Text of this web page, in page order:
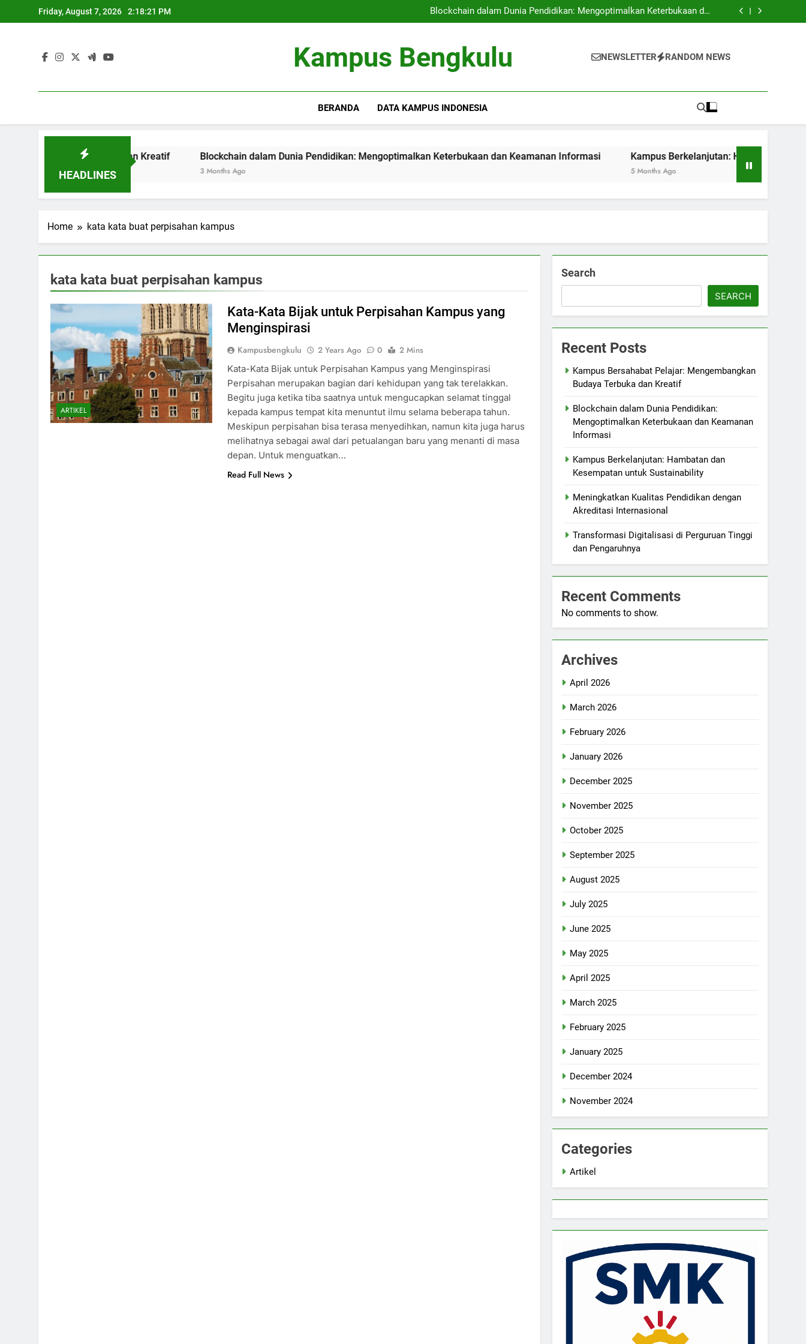
to
Friday, August 7, 2026 2:18:21 PM
Blockchain dalam Dunia Pendidikan: Mengoptimalkan Keterbukaan dan
Keamanan Informasi
Kampus Berkelanjutan: Hambatan dan Kesempatan untuk Sustainability
Blockchain dalam Dunia Pendidikan: Mengoptimalkan Keterbukaan dan
Keamanan Informasi
Kampus Berkelanjutan: Hambatan dan Kesempatan untuk Sustainability
Kampus Bengkulu NEWSLETTER RANDOM NEWS
BERANDA DATA KAMPUS INDONESIA
HEADLINES
Terbuka dan Kreatif Blockchain dalam Dunia Pendidikan: Mengoptimalkan Keterbukaan dan Keamanan Informasi
3 Months Ago
Kampus Berkelanjutan: Hambatan dan
5 Months Ago
Home kata kata buat perpisahan kampus
kata kata buat perpisahan kampus
ARTIKEL
Kata-Kata Bijak untuk Perpisahan Kampus yang
Menginspirasi
Kampusbengkulu 2 Years Ago 0
2 Mins
Kata-Kata Bijak untuk Perpisahan Kampus yang Menginspirasi
Perpisahan merupakan bagian dari kehidupan yang tak terelakkan.
Begitu juga ketika tiba saatnya untuk mengucapkan selamat tinggal
kepada kampus tempat kita menuntut ilmu selama beberapa tahun.
Meskipun perpisahan bisa terasa menyedihkan, namun kita juga harus
melihatnya sebagai awal dari petualangan baru yang menanti di masa
depan. Untuk menguatkan…
Read Full News
Search
SEARCH
Recent Posts
Kampus Bersahabat Pelajar: Mengembangkan
Budaya Terbuka dan Kreatif
Blockchain dalam Dunia Pendidikan:
Mengoptimalkan Keterbukaan dan Keamanan
Informasi
Kampus Berkelanjutan: Hambatan dan
Kesempatan untuk Sustainability
Meningkatkan Kualitas Pendidikan dengan
Akreditasi Internasional
Transformasi Digitalisasi di Perguruan Tinggi
dan Pengaruhnya
Recent Comments
No comments to show.
Archives
April 2026
March 2026
February 2026
January 2026
December 2025
November 2025
October 2025
September 2025
August 2025
July 2025
June 2025
May 2025
April 2025
March 2025
February 2025
January 2025
December 2024
November 2024
Categories
Artikel